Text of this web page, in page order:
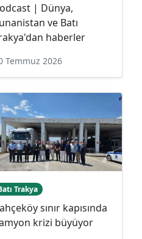
| Dünya,
ve Batı
haberler
Temmuz 2026
Trakya
sınır kapısında
krizi büyüyor